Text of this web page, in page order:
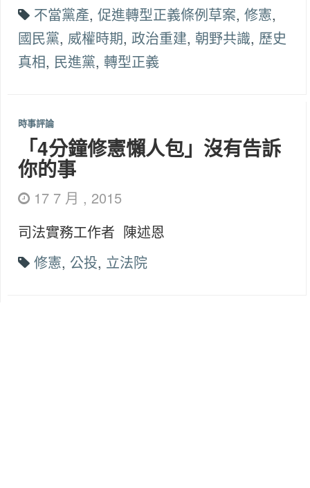
不當黨產, 促進轉型正義條例草案, 修憲,
國民黨, 威權時期, 政治重建, 朝野共識, 歷史
真相, 民進黨, 轉型正義
時事評論
「4分鐘修憲懶人包」沒有告訴
你的事
17 7 月 , 2015
司法實務工作者 陳述恩
修憲, 公投, 立法院